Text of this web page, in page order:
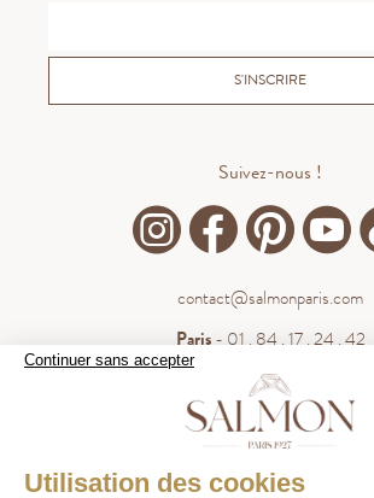
Continuer sans accepter
Utilisation des cookies
WHATSAPP
S'INSCRIRE
Suivez-nous !
contact@salmonparis.com
Paris- 01 . 84 . 17 . 24 . 42
- 05 . 35 . 54 . 45 . 53
WhatsApp- 07 . 81 . 63 . 76 . 57